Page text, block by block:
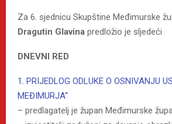
Za 6. sjednicu Skupštine Međimurske
Dragutin Glavina predložio je sljedeći
DNEVNI RED
1. PRIJEDLOG ODLUKE O OSNIVANJU
MEĐIMURJA“
– predlagatelj je župan Međimurske